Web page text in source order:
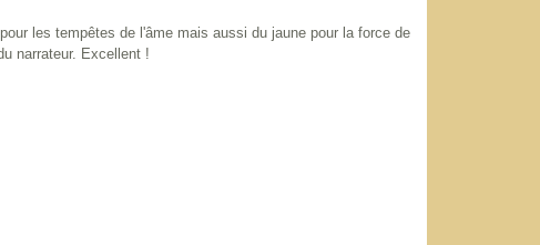
les tempêtes de l'âme mais aussi du jaune pour la force de
narrateur. Excellent !